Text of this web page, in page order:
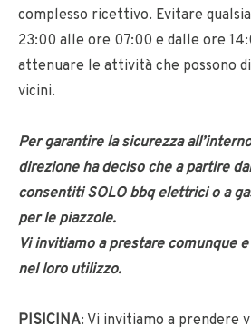
complesso ricettivo. Evitare
23:00 alle ore 07:00 e dalle ore
attenuare le attività che possono
vicini.
Per garantire la sicurezza
direzione ha deciso che a partire
consentiti SOLO bbq elettrici o a
per le piazzole.
Vi invitiamo a prestare comunque
nel loro utilizzo.
PISICINA: Vi invitiamo a prendere